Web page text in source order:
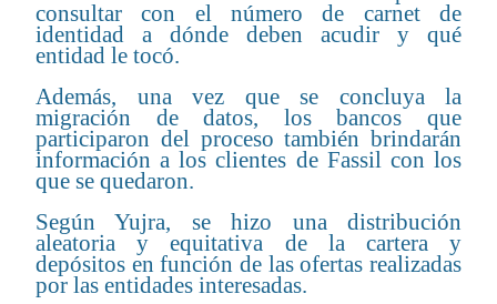
consultar con el número de carnet de
identidad a dónde deben acudir y qué
entidad le tocó.
Además, una vez que se concluya la
migración de datos, los bancos que
participaron del proceso también brindarán
información a los clientes de Fassil con los
que se quedaron.
Según Yujra, se hizo una distribución
aleatoria y equitativa de la cartera y
depósitos en función de las ofertas realizadas
por las entidades interesadas.